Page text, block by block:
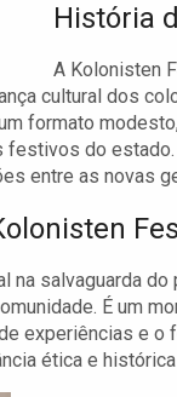
História
A Kolonisten
cultural dos
formato
do
entre as novas
na salvaguarda
É um
experiências e
ética e